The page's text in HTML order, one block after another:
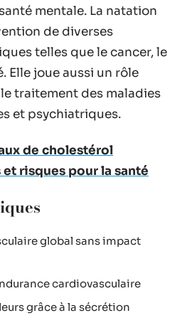
mentale. La natation
de diverses
telles que le cancer, le
Elle joue aussi un rôle
traitement des maladies
et psychiatriques.
de cholestérol
risques pour la santé
global sans impact
cardiovasculaire
grâce à la sécrétion